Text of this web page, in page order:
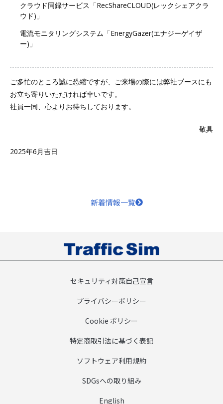
クラウド同録サービス「RecShareCLOUD(レックシェアクラ
ウド)」
電流モニタリングシステム「EnergyGazer(エナジーゲイザ
ー)」
ご多忙のところ誠に恐縮ですが、ご来場の際には弊社ブースにも
お立ち寄りいただければ幸いです。
社員一同、心よりお待ちしております。
敬具
2025年6月吉日
新着情報一覧
セキュリティ対策自己宣言
プライバシーポリシー
Cookie ポリシー
特定商取引法に基づく表記
ソフトウェア利用規約
SDGsへの取り組み
English